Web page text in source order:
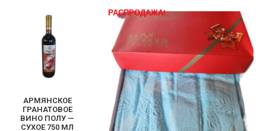
АРМЯНСКОЕ
ГРАНАТОВОЕ
ВИНО ПОЛУ —
СУХОЕ 750 МЛ
РАСПРОДАЖА!